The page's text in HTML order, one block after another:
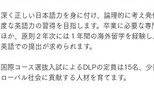
深く正しい日本語力を身に付け、論理的に考え
度な英語力の習得を目指します。卒業に必要な
ほか、原則２年次には１年間の海外留学を経験
英語での提出が求められます。
国際コース選抜入試によるDLPの定員は15名、
ローバル社会に貢献する人材を育てます。